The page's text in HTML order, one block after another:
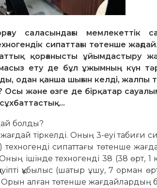
саласындағы мемлекеттік
сипаттағы төтенше
қорғанысты ұйымдастыру
ету де бұл ұжымның күн
одан қанша шығын келді, жалпы
Осы және өзге де бірқатар
болды?
тір­келді. Оның 3-еуі табиғи
сипаттағы төтенше
ішінде техногенді 38 (38 өрт, 1
құбылыс (ша­тыр ұшу, 7 орман
алған төтенше жағ­дайлардың